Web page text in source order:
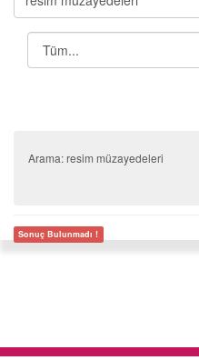
Arama: resim müzayedeleri
Sonuç Bulunmadı !